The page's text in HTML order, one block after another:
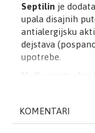
Septilin je
upala disajnih
antialergijsku
dejstava
upotrebe.
Način upotrebe:
- sprašeni delovi
0.162g, Shankh
KOMENTARI